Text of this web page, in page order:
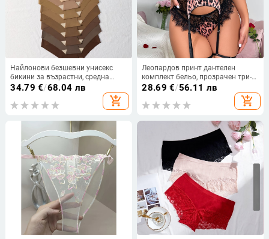
Найлонови безшевни унисекс
бикини за възрастни, средна
талия, памучна вложка, плетена
34.79 €/68.04 лв
add_shopping_cart
Леопардов принт дантелен
комплект бельо, прозрачен три-
частен дизайн, полиестер
28.69 €/56.11 лв
add_shopping_cart